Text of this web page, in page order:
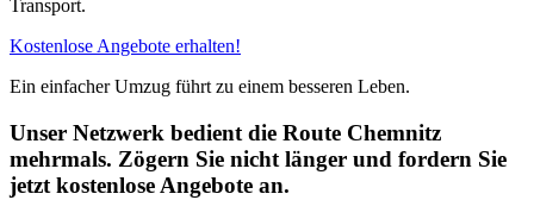
Transport.
Kostenlose Angebote erhalten!
Ein einfacher Umzug führt zu einem besseren Leben.
Unser Netzwerk bedient die Route Chemnitz
mehrmals. Zögern Sie nicht länger und fordern Sie
jetzt kostenlose Angebote an.